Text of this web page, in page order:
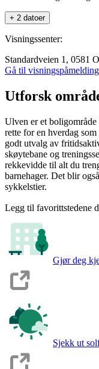
+ 2 datoer
Visningssenter:
Standardveien 1, 0581
Gå til visningspåmelding
Utforsk
Ulven er et
rette for en hverdag
godt utvalg av
skøytebane og
rekkevidde til alt du
barnehager. Det blir
sykkelstier.
Legg til favorittstedene
Gjør deg
Sjekk ut